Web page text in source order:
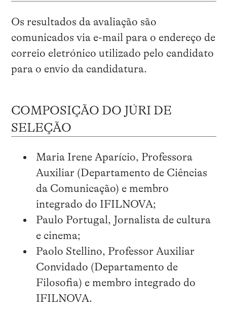
Os resultados da avaliação são
comunicados via e-mail para o endereço de
correio eletrónico utilizado pelo candidato
para o envio da candidatura.
COMPOSIÇÃO DO JÚRI DE
SELEÇÃO
Maria Irene Aparício, Professora
Auxiliar (Departamento de Ciências
da Comunicação) e membro
integrado do IFILNOVA;
Paulo Portugal, Jornalista de cultura
e cinema;
Paolo Stellino, Professor Auxiliar
Convidado (Departamento de
Filosofia) e membro integrado do
IFILNOVA.